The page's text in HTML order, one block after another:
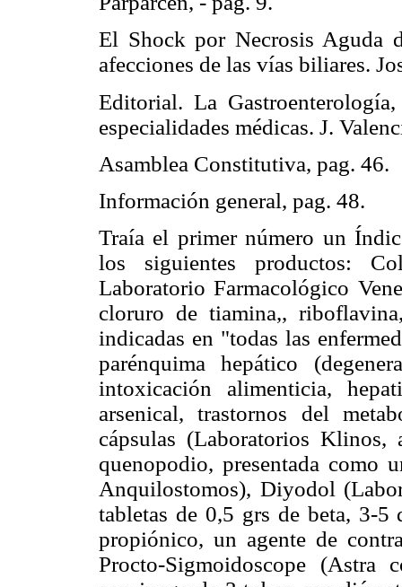
El Shock por Necrosis Aguda
afecciones de las vías biliares.
Editorial. La
especialidades médicas. J.
Asamblea Constitutiva, pag. 46.
Información general, pag. 48.
Traía el primer número un
los siguientes productos:
Laboratorio Farmacológico
cloruro de tiamina,,
indicadas en "todas las
parénquima hepático
intoxicación alimenticia,
arsenical, trastornos del
cápsulas (Laboratorios Klinos,
quenopodio, presentada como
Anquilostomos), Diyodol
tabletas de 0,5 grs de beta, 3-
propiónico, un agente de
Procto-Sigmoidoscope (Astra